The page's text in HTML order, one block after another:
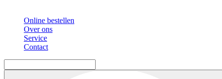
Online bestellen
Over ons
Service
Contact